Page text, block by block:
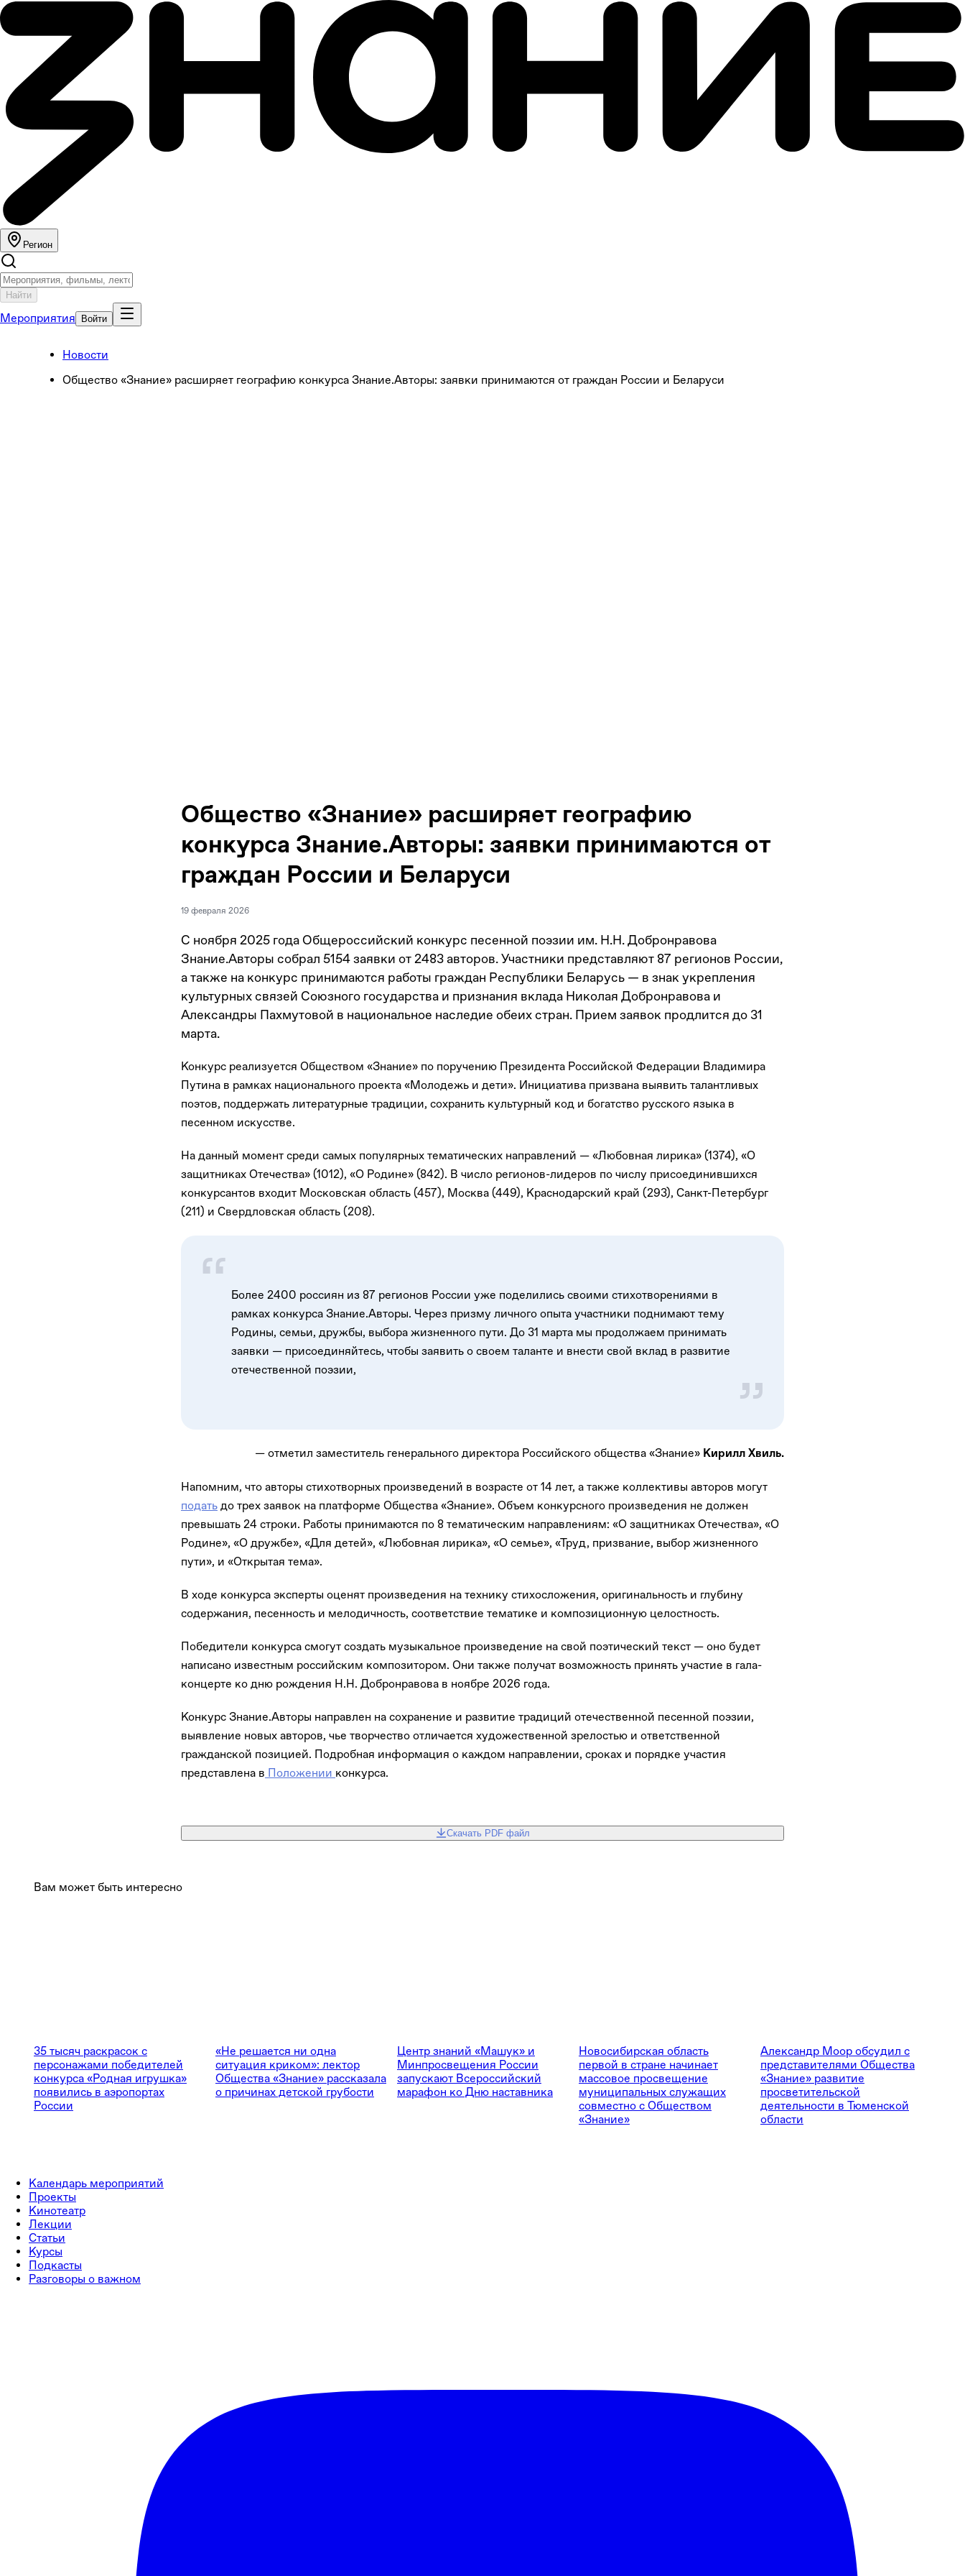
Регион
Найти
Мероприятия Войти
Новости
Общество «Знание» расширяет географию конкурса Знание.Авторы: заявки принимаются от граждан России и Беларуси
Общество «Знание» расширяет географию
конкурса Знание.Авторы: заявки принимаются от
граждан России и Беларуси
19 февраля 2026
С ноября 2025 года Общероссийский конкурс песенной поэзии им. Н.Н. Добронравова
Знание.Авторы собрал 5154 заявки от 2483 авторов. Участники представляют 87 регионов России,
а также на конкурс принимаются работы граждан Республики Беларусь — в знак укрепления
культурных связей Союзного государства и признания вклада Николая Добронравова и
Александры Пахмутовой в национальное наследие обеих стран. Прием заявок продлится до 31
марта.
Конкурс реализуется Обществом «Знание» по поручению Президента Российской Федерации Владимира
Путина в рамках национального проекта «Молодежь и дети». Инициатива призвана выявить талантливых
поэтов, поддержать литературные традиции, сохранить культурный код и богатство русского языка в
песенном искусстве.
На данный момент среди самых популярных тематических направлений — «Любовная лирика» (1374), «О
защитниках Отечества» (1012), «О Родине» (842). В число регионов-лидеров по числу присоединившихся
конкурсантов входит Московская область (457), Москва (449), Краснодарский край (293), Санкт-Петербург
(211) и Свердловская область (208).
Более 2400 россиян из 87 регионов России уже поделились своими стихотворениями в
рамках конкурса Знание.Авторы. Через призму личного опыта участники поднимают тему
Родины, семьи, дружбы, выбора жизненного пути. До 31 марта мы продолжаем принимать
заявки — присоединяйтесь, чтобы заявить о своем таланте и внести свой вклад в развитие
отечественной поэзии,
— отметил заместитель генерального директора Российского общества «Знание» Кирилл Хвиль.
Напомним, что авторы стихотворных произведений в возрасте от 14 лет, а также коллективы авторов могут
подать до трех заявок на платформе Общества «Знание». Объем конкурсного произведения не должен
превышать 24 строки. Работы принимаются по 8 тематическим направлениям: «О защитниках Отечества», «О
Родине», «О дружбе», «Для детей», «Любовная лирика», «О семье», «Труд, призвание, выбор жизненного
пути», и «Открытая тема».
В ходе конкурса эксперты оценят произведения на технику стихосложения, оригинальность и глубину
содержания, песенность и мелодичность, соответствие тематике и композиционную целостность.
Победители конкурса смогут создать музыкальное произведение на свой поэтический текст — оно будет
написано известным российским композитором. Они также получат возможность принять участие в гала-
концерте ко дню рождения Н.Н. Добронравова в ноябре 2026 года.
Конкурс Знание.Авторы направлен на сохранение и развитие традиций отечественной песенной поэзии,
выявление новых авторов, чье творчество отличается художественной зрелостью и ответственной
гражданской позицией. Подробная информация о каждом направлении, сроках и порядке участия
представлена в Положении конкурса.
Скачать PDF файл
Вам может быть интересно
35 тысяч раскрасок с
персонажами победителей
конкурса «Родная игрушка»
появились в аэропортах
России
«Не решается ни одна
ситуация криком»: лектор
Общества «Знание» рассказала
о причинах детской грубости
Центр знаний «Машук» и
Минпросвещения России
запускают Всероссийский
марафон ко Дню наставника
Новосибирская область
первой в стране начинает
массовое просвещение
муниципальных служащих
совместно с Обществом
«Знание»
Александр Моор обсудил с
представителями Общества
«Знание» развитие
просветительской
деятельности в Тюменской
области
Календарь мероприятий
Проекты
Кинотеатр
Лекции
Статьи
Курсы
Подкасты
Разговоры о важном